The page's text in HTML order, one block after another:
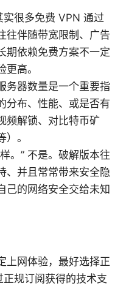
实很多免费 VPN 通过
往伴随带宽限制、广告
期依赖免费方案不一定
高。
务器数量是一个重要指
分布、性能、或是否有
频解锁、对比特币矿
。
。” 不是。破解版本往
、并且常常带来安全隐
己的网络安全交给未知
上网体验，最好选择正
规订阅获得的技术支